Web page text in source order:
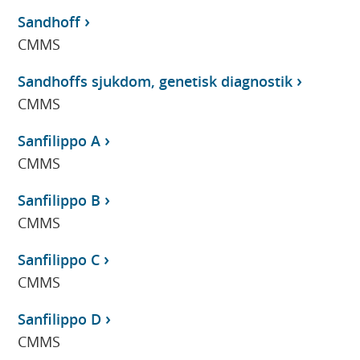
Sandhoff
CMMS
Sandhoffs sjukdom, genetisk diagnostik
CMMS
Sanfilippo A
CMMS
Sanfilippo B
CMMS
Sanfilippo C
CMMS
Sanfilippo D
CMMS